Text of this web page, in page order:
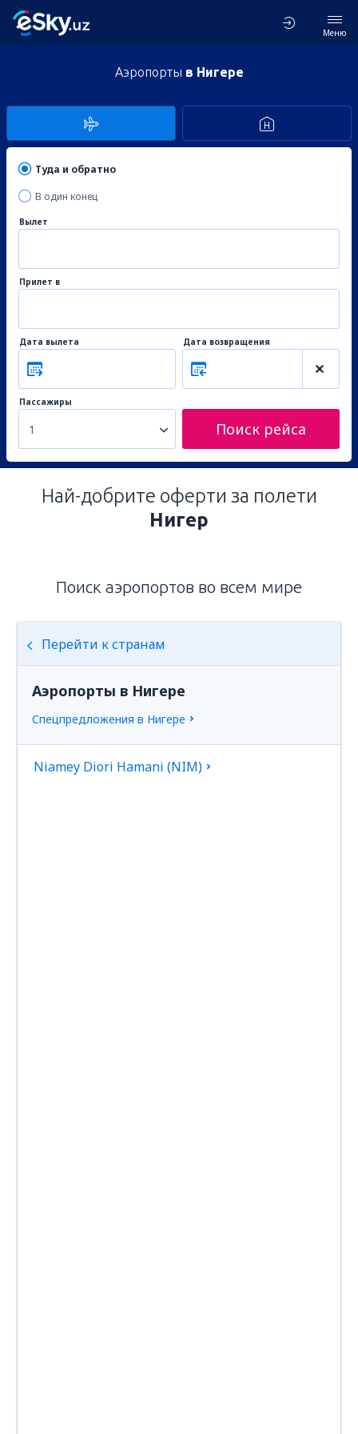
Меню
Аэропорты в Нигере
Туда и обратно
В один конец
Вылет
Прилет в
Дата вылета Дата возвращения
Пассажиры
1 Поиск рейса
Най-добрите оферти за полети
Нигер
Поиск аэропортов во всем мире
Перейти к странам
Аэропорты в Нигере
Спецпредложения в Нигере
Niamey Diori Hamani (NIM)